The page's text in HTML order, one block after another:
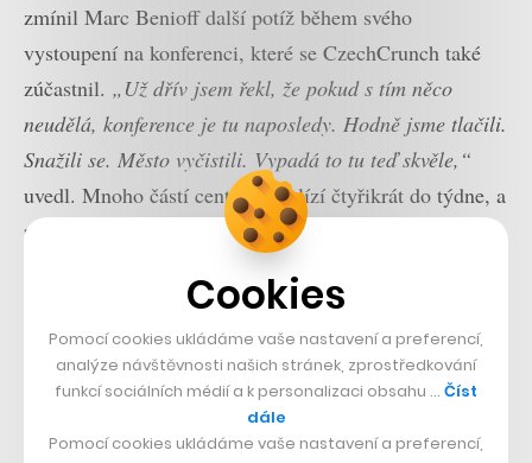
zmínil Marc Benioff další potíž během svého
vystoupení na konferenci, které se CzechCrunch také
zúčastnil. „Už dřív jsem řekl, že pokud s tím něco
neudělá, konference je tu naposledy. Hodně jsme tlačili.
Snažili se. Město vyčistili. Vypadá to tu teď skvěle,“
uvedl. Mnoho částí centra se uklízí čtyřikrát do týdne, a
přesto působí špinavým dojmem. Část problému se ale
tehdy, v polovině září, v souvislosti s konáním
Dreamforce odsunula na několik dní o pár ulic dál.
Tam, kde ho většina návštěvníků obří akce neviděla.
Samozřejmě tím nezmizel.
Každá ulice je jiná
Cookies
Pomocí cookies ukládáme vaše nastavení a preferencí,
analýze návštěvnosti našich stránek, zprostředkování
funkcí sociálních médií a k personalizaci obsahu … Číst
dále
Pomocí cookies ukládáme vaše nastavení a preferencí,